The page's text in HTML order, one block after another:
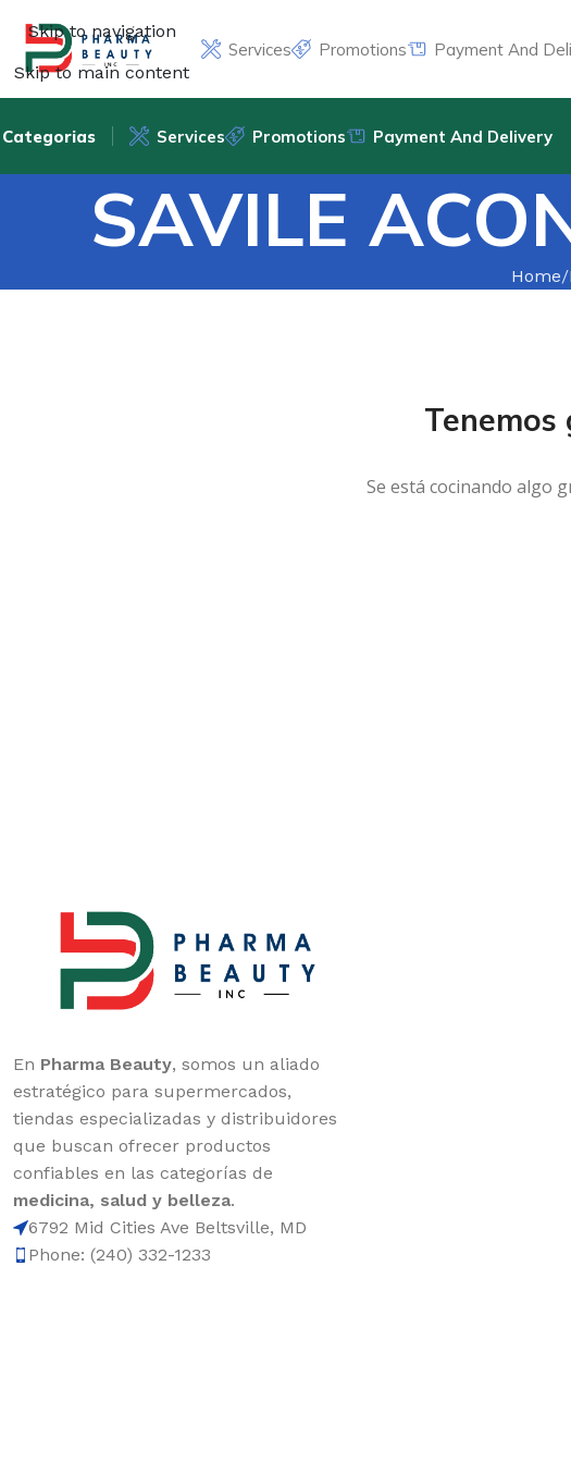
Skip to navigation
Skip to main content
Services Promotions Payment And
Categorias Services Promotions Payment And Delivery
SAVILE
Home
Se está cocinando algo
En Pharma Beauty, somos un aliado
estratégico para supermercados,
tiendas especializadas y distribuidores
que buscan ofrecer productos
confiables en las categorías de
medicina, salud y belleza.
6792 Mid Cities Ave Beltsville, MD
Phone: (240) 332-1233